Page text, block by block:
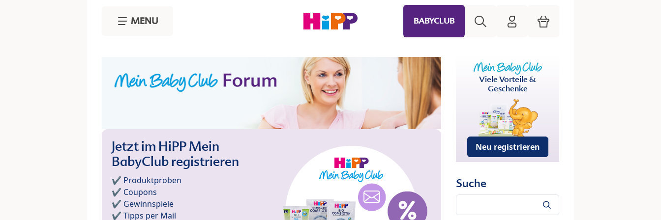
MENU BABYCLUB HiPP Mein Babyclub
Warenkorb
Jetzt im HiPP Mein
BabyClub registrieren
✔️ Produktproben
✔️ Coupons
✔️ Gewinnspiele
✔️ Tipps per Mail
Viele Vorteile &
Geschenke
Neu registrieren
Suche